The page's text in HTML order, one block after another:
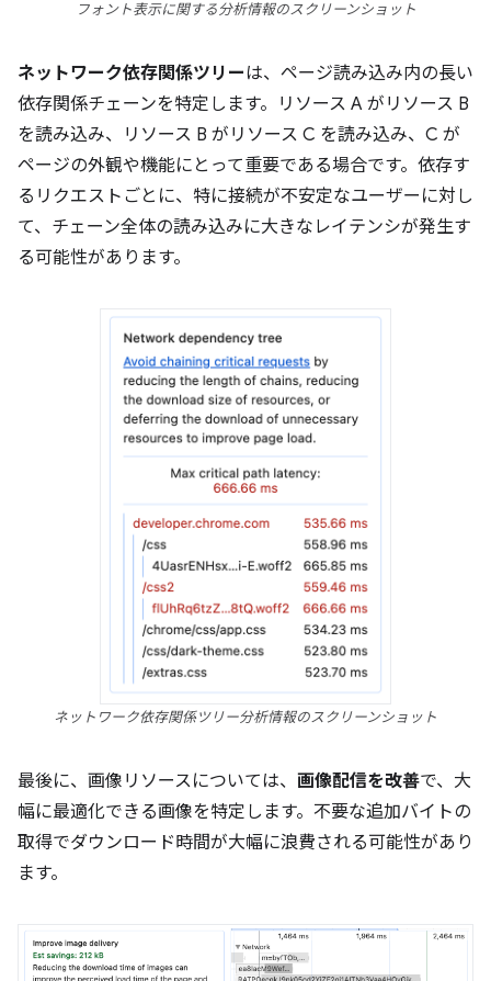
フォント表示に関する分析情報のスクリーンショット
ネットワーク依存関係ツリーは、ページ読み込み内の長い
依存関係チェーンを特定します。リソース A がリソース B
を読み込み、リソース B がリソース C を読み込み、C が
ページの外観や機能にとって重要である場合です。依存す
るリクエストごとに、特に接続が不安定なユーザーに対し
て、チェーン全体の読み込みに大きなレイテンシが発生す
る可能性があります。
ネットワーク依存関係ツリー分析情報のスクリーンショット
最後に、画像リソースについては、 画像配信を改善で、大
幅に最適化できる画像を特定します。不要な追加バイトの
取得でダウンロード時間が大幅に浪費される可能性があり
ます。